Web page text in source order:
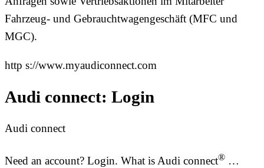
Fahrzeug- und Gebrauchtwagengeschäft (MFC und
MGC).
http s://www.myaudiconnect.com
Audi connect: Login
Audi connect
Need an account? Login. What is Audi connect® …